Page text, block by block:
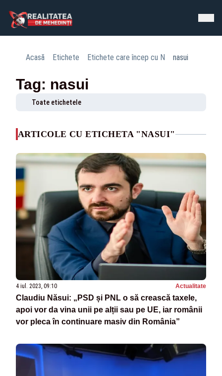
Acasă Etichete Etichete care încep cu N nasui
Tag: nasui
Toate etichetele
ARTICOLE CU ETICHETA "NASUI"
4 iul. 2023, 09:10 Actualitate
Claudiu Năsui: „PSD și PNL o să crească taxele,
apoi vor da vina unii pe alții sau pe UE, iar românii
vor pleca în continuare masiv din România”